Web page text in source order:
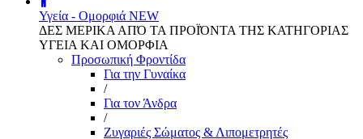
Υγεία - Ομορφιά NEW
ΔΕΣ ΜΕΡΙΚΑ ΑΠΌ ΤΑ ΠΡΟΪΌΝΤΑ ΤΗΣ ΚΑΤΗΓΟΡΙΑΣ
ΥΓΕΙΑ ΚΑΙ ΟΜΟΡΦΙΑ
Προσωπική Φροντίδα
Για την Γυναίκα
/
Για τον Άνδρα
/
Ζυγαριές Σώματος & Λιπομετρητές